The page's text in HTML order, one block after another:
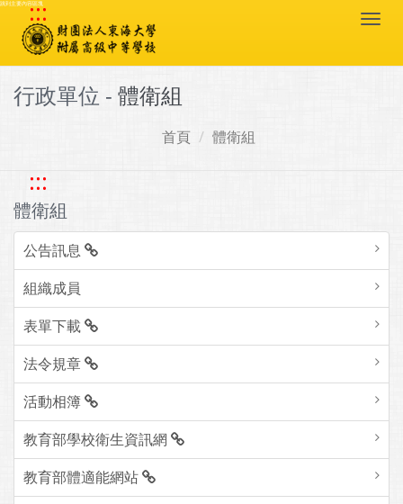
跳到主要內容區塊
:::
行政單位 - 體衛組
首頁 體衛組
:::
體衛組
公告訊息
組織成員
表單下載
法令規章
活動相簿
教育部學校衛生資訊網
教育部體適能網站